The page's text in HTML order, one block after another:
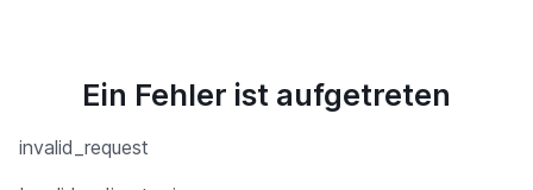
Ein Fehler ist aufgetreten
invalid_request